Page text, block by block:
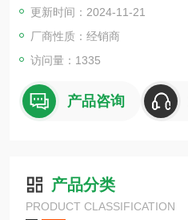
更新时间：2024-11-21
厂商性质：经销商
访问量：1335
产品咨询
产品分类
PRODUCT CLASSIFICATION